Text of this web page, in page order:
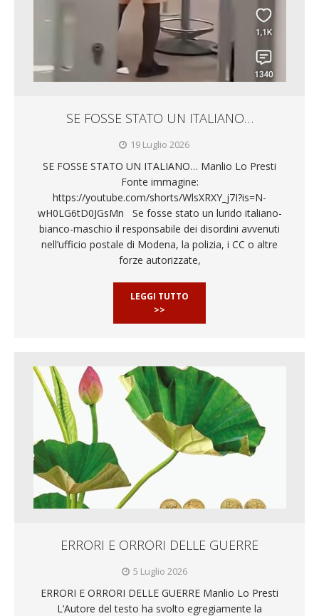
SE FOSSE STATO UN ITALIANO…
19 Luglio 2026
SE FOSSE STATO UN ITALIANO… Manlio Lo Presti
Fonte immagine:
https://youtube.com/shorts/WlsXRXY_j7I?is=N-
wH0LG6tD0JGsMn Se fosse stato un lurido italiano-
bianco-maschio il responsabile dei disordini avvenuti
nell’ufficio postale di Modena, la polizia, i CC o altre
forze autorizzate,
LEGGI TUTTO
>>
ERRORI E ORRORI DELLE GUERRE
5 Luglio 2026
ERRORI E ORRORI DELLE GUERRE Manlio Lo Presti
L’Autore del testo ha svolto egregiamente la